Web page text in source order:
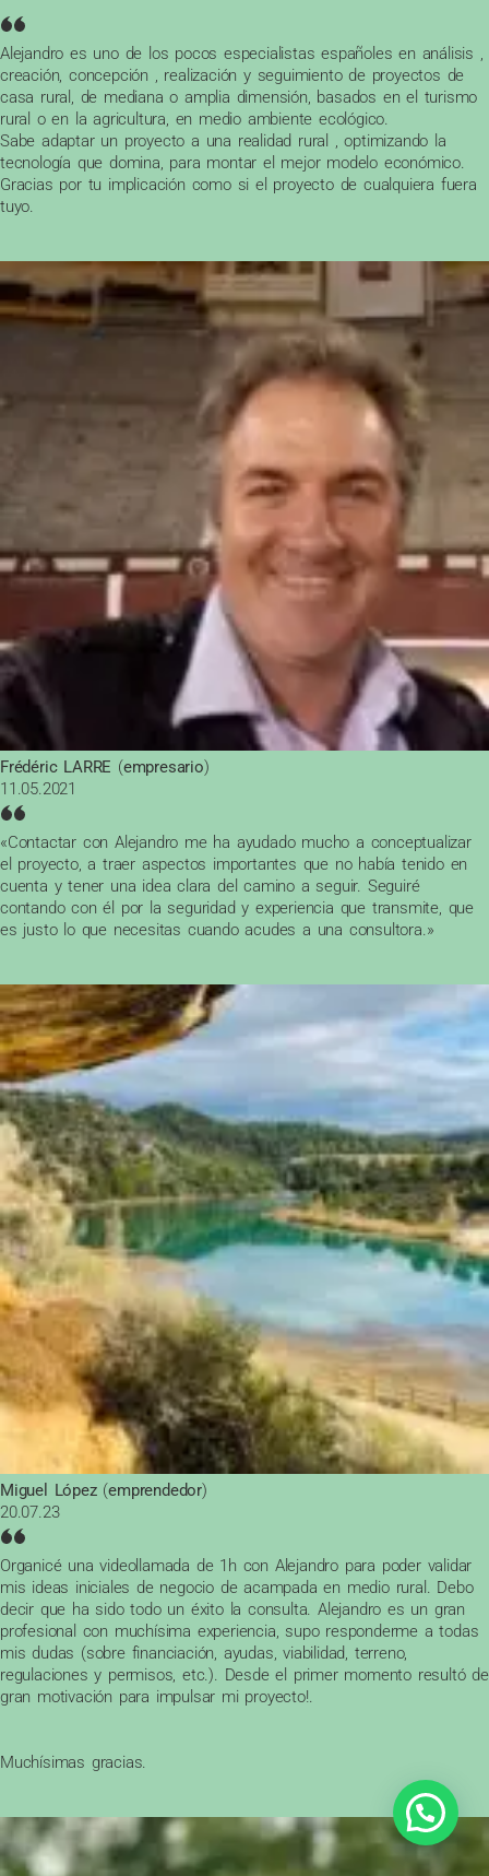
Alejandro es uno de los pocos especialistas españoles en análisis ,
creación, concepción , realización y seguimiento de proyectos de
casa rural, de mediana o amplia dimensión, basados en el turismo
rural o en la agricultura, en medio ambiente ecológico.
Sabe adaptar un proyecto a una realidad rural , optimizando la
tecnología que domina, para montar el mejor modelo económico.
Gracias por tu implicación como si el proyecto de cualquiera fuera
tuyo.
Frédéric LARRE (empresario)
11.05.2021
«Contactar con Alejandro me ha ayudado mucho a conceptualizar
el proyecto, a traer aspectos importantes que no había tenido en
cuenta y tener una idea clara del camino a seguir. Seguiré
contando con él por la seguridad y experiencia que transmite, que
es justo lo que necesitas cuando acudes a una consultora.»
Miguel López(emprendedor)
20.07.23
Organicé una videollamada de 1h con Alejandro para poder validar
mis ideas iniciales de negocio de acampada en medio rural. Debo
decir que ha sido todo un éxito la consulta. Alejandro es un gran
profesional con muchísima experiencia, supo responderme a todas
mis dudas (sobre financiación, ayudas, viabilidad, terreno,
regulaciones y permisos, etc.). Desde el primer momento resultó de
gran motivación para impulsar mi proyecto!.
Muchísimas gracias.
1